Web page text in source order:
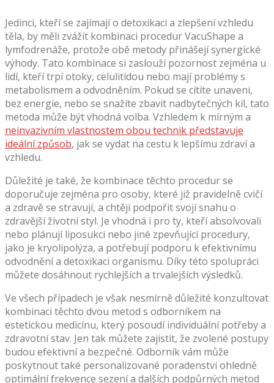
Jedinci, kteří se zajímají o detoxikaci a zlepšení vzhledu
těla, by měli zvážit kombinaci procedur VacuShape a
lymfodrenáže, protože obě metody přinášejí synergické
výhody. Tato kombinace si zaslouží pozornost zejména u
lidí, kteří trpí otoky, celulitidou nebo mají problémy s
metabolismem a odvodněním. Pokud se cítíte unaveni,
bez energie, nebo se snažíte zbavit nadbytečných kil, tato
metoda může být vhodná volba. Vzhledem k mírným a
neinvazivním vlastnostem obou technik představuje
ideální způsob, jak se vydat na cestu k lepšímu zdraví a
vzhledu.
Důležité je také, že kombinace těchto procedur se
doporučuje zejména pro osoby, které již pravidelně cvičí
a zdravě se stravují, a chtějí podpořit svojí snahu o
zdravější životní styl. Je vhodná i pro ty, kteří absolvovali
nebo plánují liposukci nebo jiné zpevňující procedury,
jako je kryolipolýza, a potřebují podporu k efektivnímu
odvodnění a detoxikaci organismu. Díky této spolupráci
můžete dosáhnout rychlejších a trvalejších výsledků.
Ve všech případech je však nesmírně důležité konzultovat
kombinaci těchto dvou metod s odborníkem na
estetickou medicínu, který posoudí individuální potřeby a
zdravotní stav. Jen tak můžete zajistit, že zvolené postupy
budou efektivní a bezpečné. Odborník vám může
poskytnout také personalizované poradenství ohledně
optimální frekvence sezení a dalších podpůrných metod